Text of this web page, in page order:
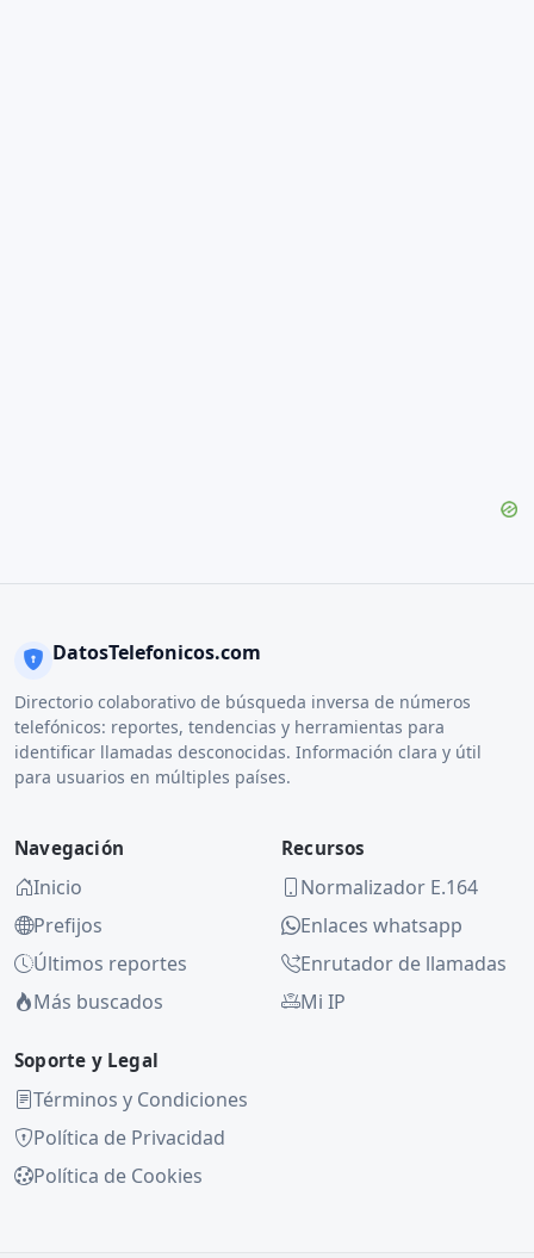
DatosTelefonicos.com
Directorio colaborativo de búsqueda inversa de números
telefónicos: reportes, tendencias y herramientas para
identificar llamadas desconocidas. Información clara y útil
para usuarios en múltiples países.
Navegación
Inicio
Prefijos
Últimos reportes
Más buscados
Recursos
Normalizador E.164
Enlaces whatsapp
Enrutador de llamadas
Mi IP
Soporte y Legal
Términos y Condiciones
Política de Privacidad
Política de Cookies